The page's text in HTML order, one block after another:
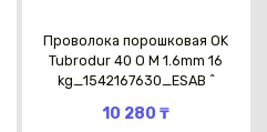
Проволока порошковая OK
Tubrodur 40 O M 1.6mm 16
kg_1542167630_ESAB ^
10 280 ₸